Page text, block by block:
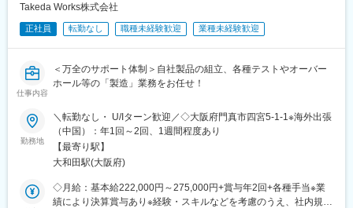
Takeda Works株式会社
正社員 転勤なし 職種未経験歓迎 業種未経験歓迎
仕事内容
＜万全のサポート体制＞自社製品の組立、各種テストやオーバー
ホール等の「製造」業務をお任せ！
勤務地
＼転勤なし・ U/Iターン歓迎／◇大阪府門真市四宮5-1-1※海外出張
（中国）：年1回～2回、1週間程度あり
【最寄り駅】
大和田駅(大阪府)
◇月給：基本給222,000円～275,000円+賞与年2回+各種手当※業
績により決算賞与あり※経験・スキルなどを考慮のうえ、社内規定